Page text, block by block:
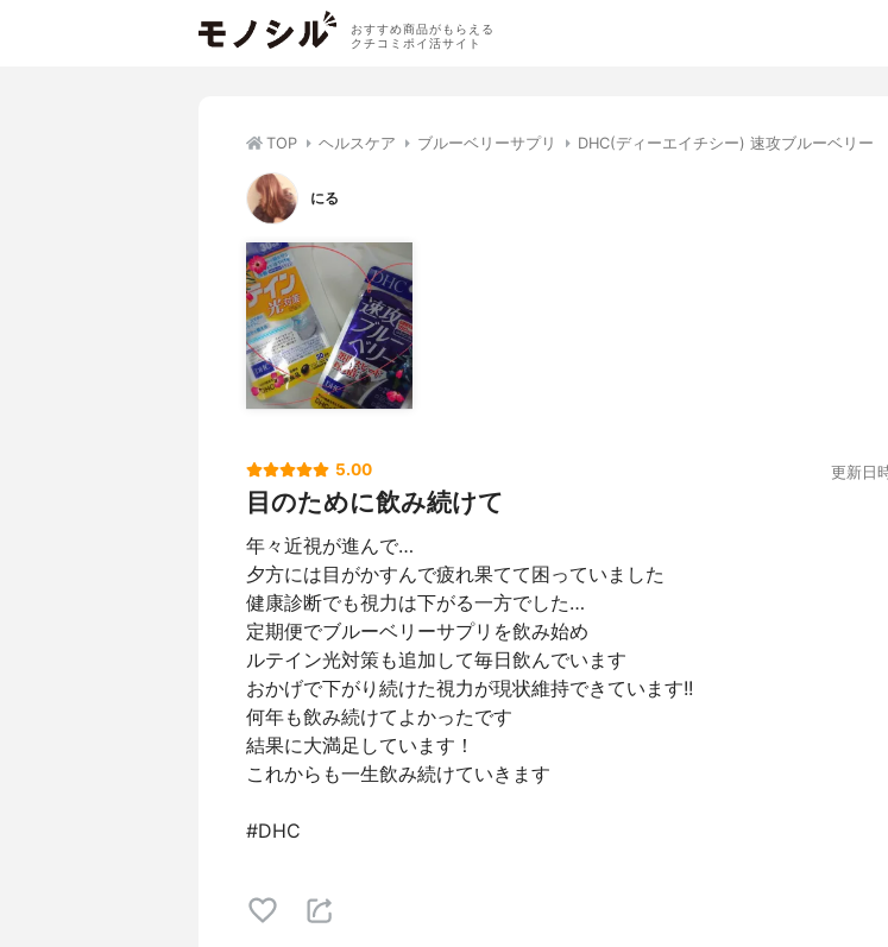
おすすめ商品がもらえる
クチコミポイ活サイト
TOP ヘルスケア ブルーベリーサプリ DHC(ディーエイチシー) 速攻ブルーベリー
にる
5.00 更新日
目のために飲み続けて
年々近視が進んで…
夕方には目がかすんで疲れ果てて困っていました
健康診断でも視力は下がる一方でした…
定期便でブルーベリーサプリを飲み始め
ルテイン光対策も追加して毎日飲んでいます
おかげで下がり続けた視力が現状維持できています!!
何年も飲み続けてよかったです
結果に大満足しています！
これからも一生飲み続けていきます
#DHC